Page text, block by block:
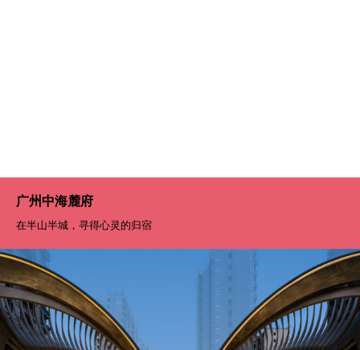
广州中海麓府
在半山半城，寻得心灵的归宿